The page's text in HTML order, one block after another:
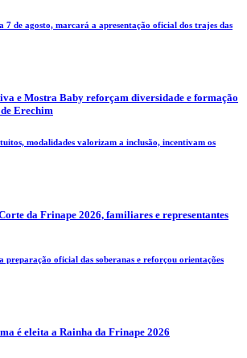
7 de agosto, marcará a apresentação oficial dos trajes das
e Mostra Baby reforçam diversidade e formação
Erechim
modalidades valorizam a inclusão, incentivam os
da Frinape 2026, familiares e representantes
preparação oficial das soberanas e reforçou orientações
é eleita a Rainha da Frinape 2026